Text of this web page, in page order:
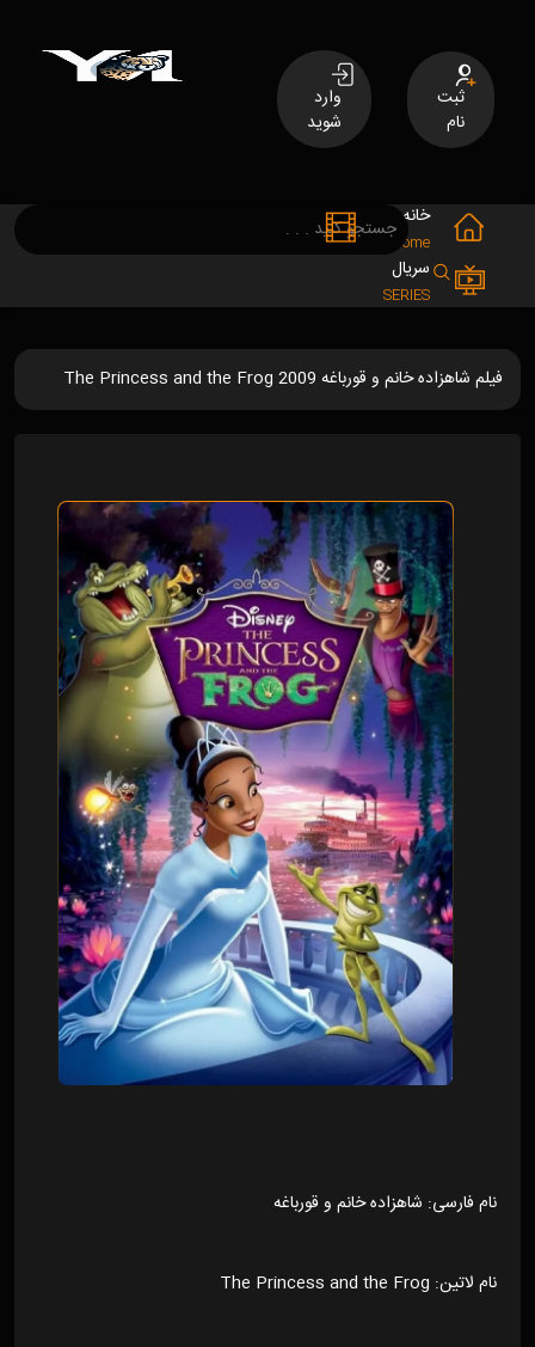
ثبت
نام
وارد
شوید
خانه
Home
سریال
SERIES
فیلم شاهزاده خانم و قورباغه The Princess and the Frog 2009
نام فارسی: شاهزاده خانم و قورباغه
نام لاتین: The Princess and the Frog